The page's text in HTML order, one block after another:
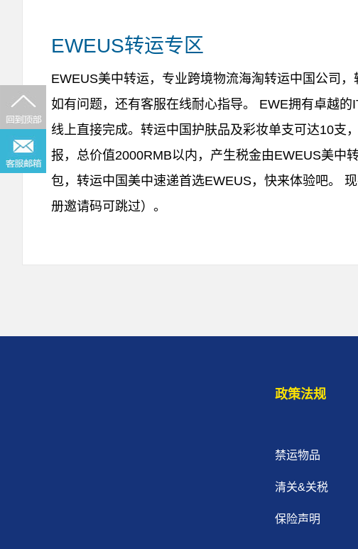
EWEUS转运专区
EWEUS美中转运，专业跨境物流海淘转运中国公司
如有问题，还有客服在线耐心指导。 EWE拥有卓越
线上直接完成。转运中国护肤品及彩妆单支可达10支
报，总价值2000RMB以内，产生税金由EWEUS美中
包，转运中国美中速递首选EWEUS，快来体验吧。
册邀请码可跳过）。
政策法规
禁运物品
清关&关税
保险声明